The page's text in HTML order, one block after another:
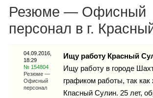
Инфо
Гороскоп
Резюме — Офисный
персонал в г.
04.09.2016,
18:29
№ 154804
Резюме —
Офисный
персонал
Ищу работу Красный
Ищу работу в городе
графиком работы, так как
Кпасный Сулин. 25 лет,